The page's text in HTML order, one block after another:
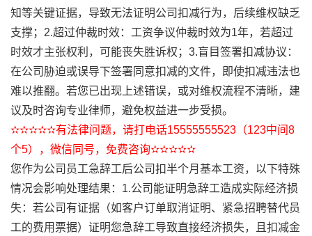
知等关键证据，导致无法证明公司扣减行为，后续维权缺乏
支撑；2.超过仲裁时效：工资争议仲裁时效为1年，若超过
时效才主张权利，可能丧失胜诉权；3.盲目签署扣减协议：
在公司胁迫或误导下签署同意扣减的文件，即使扣减违法也
难以推翻。若您已出现上述错误，或对维权流程不清晰，建
议及时咨询专业律师，避免权益进一步受损。
✫✫✫✫✫有法律问题，请打电话15555555523（123中间8
个5），微信同号，免费咨询✫✫✫✫✫
您作为公司员工急辞工后公司扣半个月基本工资，以下特殊
情况会影响处理结果：1.公司能证明急辞工造成实际经济损
失：若公司有证据（如客户订单取消证明、紧急招聘替代员
工的费用票据）证明您急辞工导致直接经济损失，且扣减金